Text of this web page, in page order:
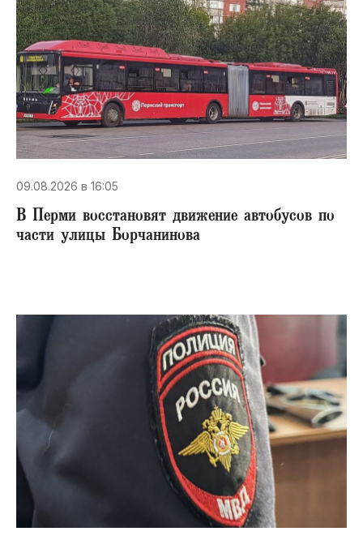
09.08.2026 в 16:05
В Перми восстановят движение автобусов по
части улицы Борчанинова